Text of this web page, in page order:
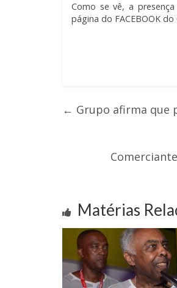
Como se vê, a
página do FACEBOOK
← Grupo afirma que
Matérias